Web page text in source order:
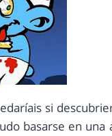
si
basarse en una